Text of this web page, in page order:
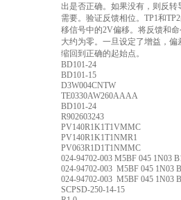
出是否正确。如果没有，则反
需要。验证反馈相位。TP1和
移信号中的2V偏移。将反馈和
大约为零。一旦设定了增益，
缩回到正确的起始点。
BD101-24
BD101-15
D3W004CNTW
TE0330AW260AAAA
BD101-24
R902603243
PV140R1K1T1VMMC
PV140R1K1T1NMR1
PV063R1D1T1NMMC
024-94702-003 M5BF 045 1N03
024-94702-003 M5BF 045 1N03
024-94702-003 M5BF 045 1N03
SCPSD-250-14-15